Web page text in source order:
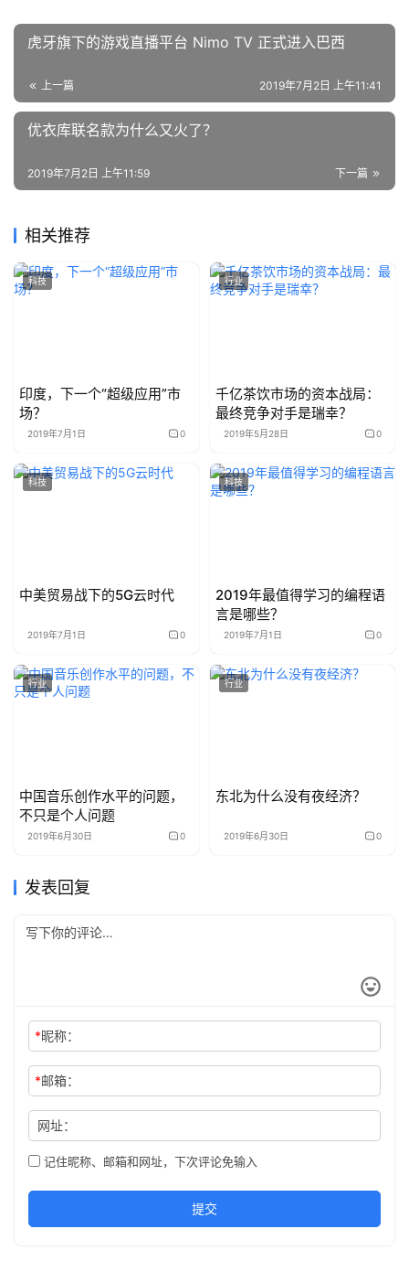
虎牙旗下的游戏直播平台 Nimo TV 正式进入巴西
上一篇 2019年7月2日 上午11:41
优衣库联名款为什么又火了？
下一篇
2019年7月2日 上午11:59
相关推荐
科技
印度，下一个“超级应用”市
场？
2019年7月1日 0
行业
千亿茶饮市场的资本战局：
最终竞争对手是瑞幸？
2019年5月28日 0
科技
中美贸易战下的5G云时代
2019年7月1日 0
科技
2019年最值得学习的编程语
言是哪些？
2019年7月1日 0
行业
中国音乐创作水平的问题，
不只是个人问题
2019年6月30日 0
行业
东北为什么没有夜经济？
2019年6月30日 0
发表回复
*昵称：
*邮箱：
网址：
记住昵称、邮箱和网址，下次评论免输入
提交